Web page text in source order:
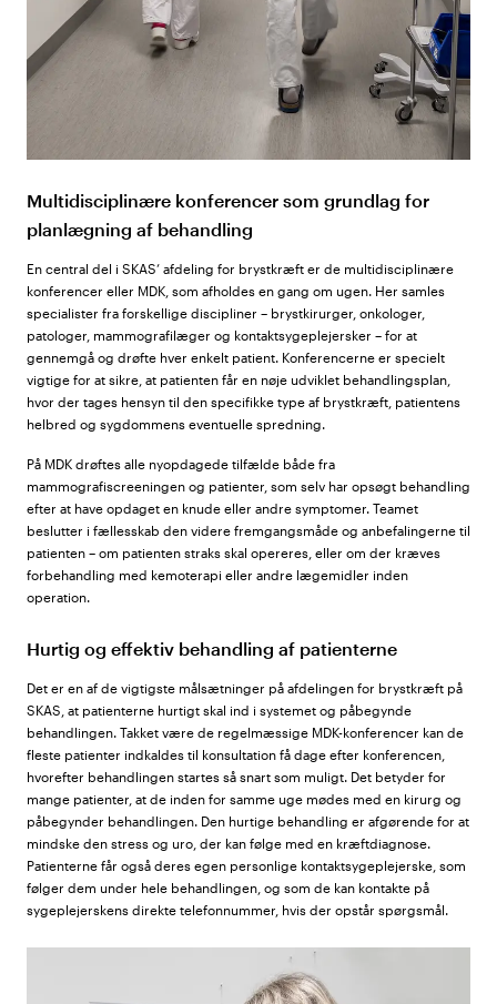
Multidisciplinære konferencer som grundlag for
planlægning af behandling
En central del i SKAS’ afdeling for brystkræft er de multidisciplinære
konferencer eller MDK, som afholdes en gang om ugen. Her samles
specialister fra forskellige discipliner – brystkirurger, onkologer,
patologer, mammografilæger og kontaktsygeplejersker – for at
gennemgå og drøfte hver enkelt patient. Konferencerne er specielt
vigtige for at sikre, at patienten får en nøje udviklet behandlingsplan,
hvor der tages hensyn til den specifikke type af brystkræft, patientens
helbred og sygdommens eventuelle spredning.
På MDK drøftes alle nyopdagede tilfælde både fra
mammografiscreeningen og patienter, som selv har opsøgt behandling
efter at have opdaget en knude eller andre symptomer. Teamet
beslutter i fællesskab den videre fremgangsmåde og anbefalingerne til
patienten – om patienten straks skal opereres, eller om der kræves
forbehandling med kemoterapi eller andre lægemidler inden
operation.
Hurtig og effektiv behandling af patienterne
Det er en af de vigtigste målsætninger på afdelingen for brystkræft på
SKAS, at patienterne hurtigt skal ind i systemet og påbegynde
behandlingen. Takket være de regelmæssige MDK-konferencer kan de
fleste patienter indkaldes til konsultation få dage efter konferencen,
hvorefter behandlingen startes så snart som muligt. Det betyder for
mange patienter, at de inden for samme uge mødes med en kirurg og
påbegynder behandlingen. Den hurtige behandling er afgørende for at
mindske den stress og uro, der kan følge med en kræftdiagnose.
Patienterne får også deres egen personlige kontaktsygeplejerske, som
følger dem under hele behandlingen, og som de kan kontakte på
sygeplejerskens direkte telefonnummer, hvis der opstår spørgsmål.